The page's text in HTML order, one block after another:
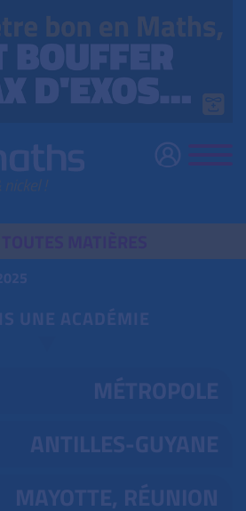
UNE ACADÉMIE
MÉTROPOLE
ANTILLES-GUYANE
MAYOTTE, RÉUNION